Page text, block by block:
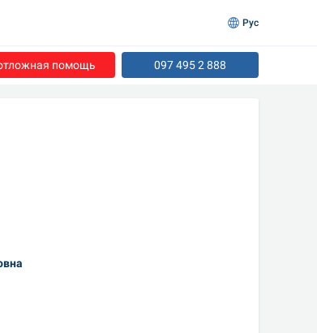
помощь 097 495 2 888
Рус